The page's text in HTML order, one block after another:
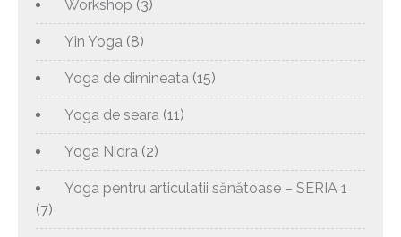
Workshop (3)
Yin Yoga (8)
Yoga de dimineata (15)
Yoga de seara (11)
Yoga Nidra (2)
Yoga pentru articulatii sănătoase – SERIA 1
(7)